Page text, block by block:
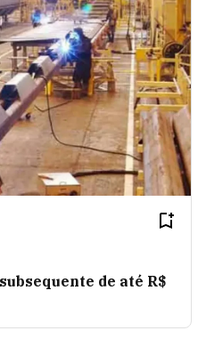
de até R$